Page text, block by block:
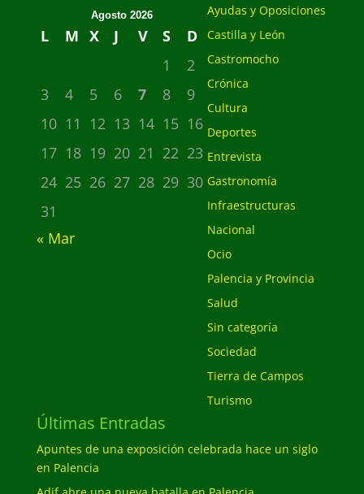
Agosto 2026
L M X J V S
D
1
2
3
4 5 6 7 8
9
10 11 12 13 14 15 16
17 18 19 20 21 22 23
24 25 26 27 28 29 30
31
« Mar
Ayudas y Oposiciones
Castilla y León
Castromocho
Crónica
Cultura
Deportes
Entrevista
Gastronomía
Infraestructuras
Nacional
Ocio
Palencia y Provincia
Salud
Sin categoría
Sociedad
Tierra de Campos
Turismo
Últimas Entradas
Apuntes de una exposición celebrada hace un siglo
en Palencia